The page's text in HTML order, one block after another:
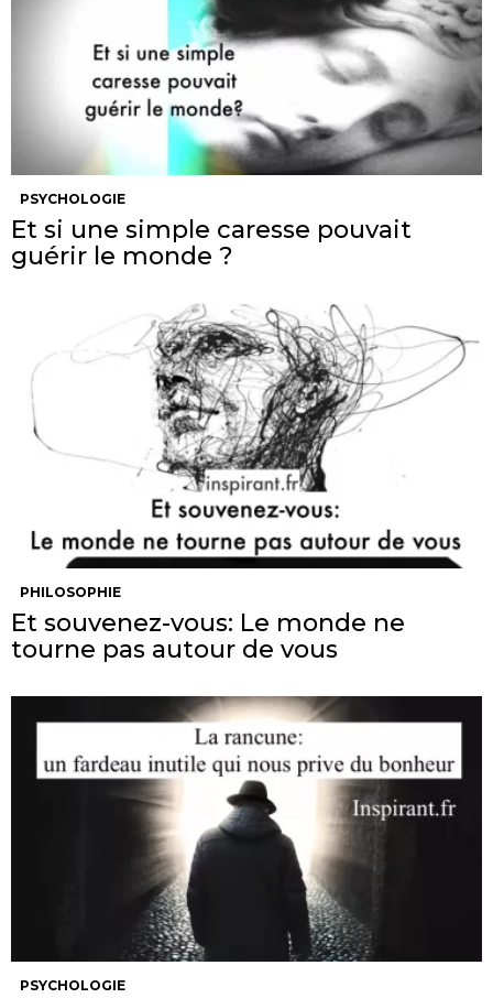
PSYCHOLOGIE
Et si une simple caresse pouvait
guérir le monde ?
PHILOSOPHIE
Et souvenez-vous: Le monde ne
tourne pas autour de vous
PSYCHOLOGIE